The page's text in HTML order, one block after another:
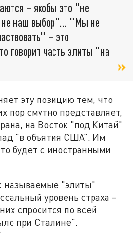
– якобы это "не
не наш выбор"… "Мы не
– это
говорит часть элиты "на
эту позицию тем, что
пор смутно представляет,
на Восток "под Китай"
"в объятия США". Им
будет с иностранными
называемые "элиты"
уровень страха –
спросится по всей
при Сталине".